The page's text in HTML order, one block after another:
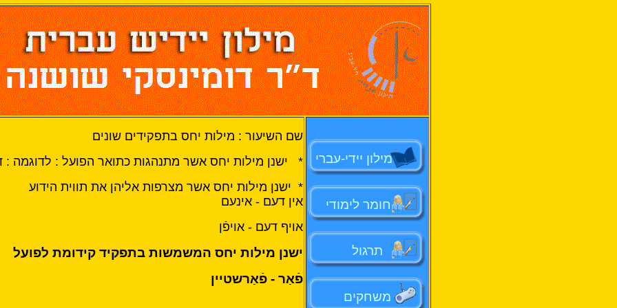
שם השיעור : מילות יחס בתפקידים שונים
* ישנן מילות יחס אשר מתנהגות כתואר הפועל : לדוגמה :
* ישנן מילות יחס אשר מצרפות אליהן את תווית הידוע
אין דעם - אינעם
אויף דעם - אויפֿן
ישנן מילות יחס המשמשות בתפקיד קידומת לפועל
פֿאַר - פֿאַרשטיין
מילון יידי-עברי
חומר לימודי
תרגול
משחקים